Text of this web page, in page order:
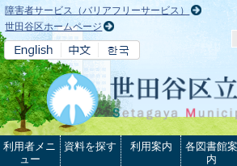
本文へ
障害者サービス（バリアフリーサービス）
世田谷区ホームページ
利用者メニ
ュー
資料を探す 利用案内
各図書館案
内